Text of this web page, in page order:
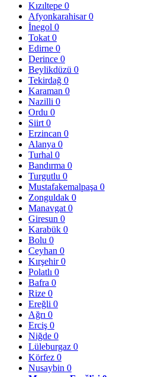
Kızıltepe 0
Afyonkarahisar0
İnegol 0
Tokat 0
Edirne 0
Derince 0
Beylikdüzü 0
Tekirdağ 0
Karaman 0
Nazilli 0
Ordu 0
Siirt 0
Erzincan 0
Alanya 0
Turhal 0
Bandırma 0
Turgutlu 0
Mustafakemalpaşa 0
Zonguldak 0
Manavgat 0
Giresun 0
Karabük 0
Bolu 0
Ceyhan 0
Kırşehir0
Polatlı 0
Bafra 0
Rize 0
Ereğli 0
Ağrı 0
Erciş 0
Niğde 0
Lüleburgaz 0
Körfez 0
Nusaybin 0